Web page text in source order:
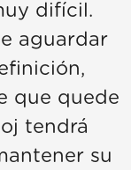
difícil.
aguardar
que quede
tendrá
su